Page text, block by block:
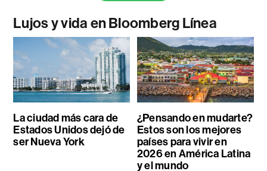
Lujos y vida en Bloomberg Línea
La ciudad más cara de
Estados Unidos dejó de
ser Nueva York
¿Pensando en mudarte?
Estos son los mejores
países para vivir en
2026 en América Latina
y el mundo